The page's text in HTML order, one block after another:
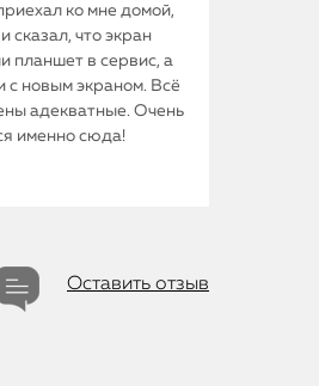
ко мне домой,
сказал, что экран
планшет в сервис, а
с новым экраном. Всё
адекватные. Очень
именно сюда!
Оставить отзыв